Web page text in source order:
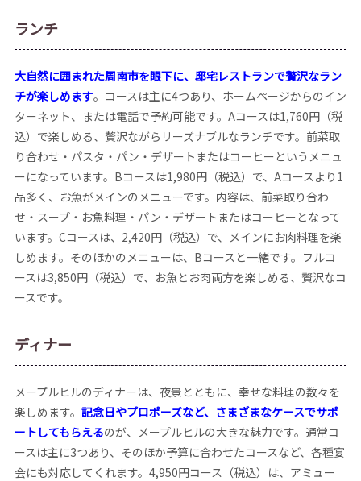
ランチ
大自然に囲まれた周南市を眼下に、邸宅レストランで贅沢なラン
チが楽しめます。コースは主に4つあり、ホームページからのイン
ターネット、または電話で予約可能です。Aコースは1,760円（税
込）で楽しめる、贅沢ながらリーズナブルなランチです。前菜取
り合わせ・パスタ・パン・デザートまたはコーヒーというメニュ
ーになっています。Bコースは1,980円（税込）で、Aコースより1
品多く、お魚がメインのメニューです。内容は、前菜取り合わ
せ・スープ・お魚料理・パン・デザートまたはコーヒーとなって
います。Cコースは、2,420円（税込）で、メインにお肉料理を楽
しめます。そのほかのメニューは、Bコースと一緒です。フルコ
ースは3,850円（税込）で、お魚とお肉両方を楽しめる、贅沢なコ
ースです。
︎ディナー
メープルヒルのディナーは、夜景とともに、幸せな料理の数々を
楽しめます。 記念日やプロポーズなど、さまざまなケースでサポ
ートしてもらえるのが、メープルヒルの大きな魅力です。通常コ
ースは主に3つあり、そのほか予算に合わせたコースなど、各種宴
会にも対応してくれます。4,950円コース（税込）は、アミュー